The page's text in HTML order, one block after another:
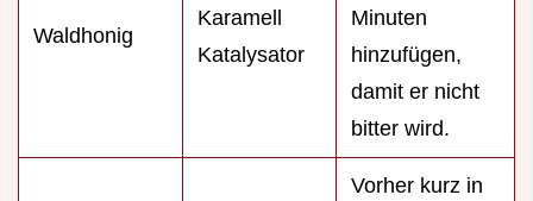
Waldhonig
Karamell
Katalysator
Minuten
hinzufügen,
damit er nicht
bitter wird.
Vorher kurz in